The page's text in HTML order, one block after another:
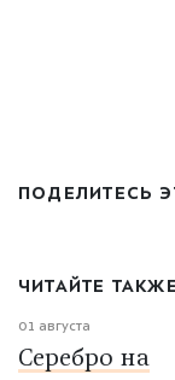
ПОДЕЛИТЕСЬ
ЧИТАЙТЕ ТАКЖЕ
01 августа
Серебро на